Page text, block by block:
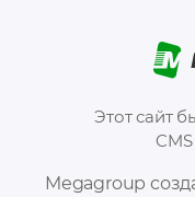
Megagroup
Этот сайт